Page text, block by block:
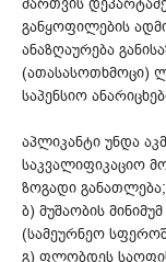
განყოფილების
ანაზღაურება
(ათასასოთხმოცი)
საპენსიო
აპლიკანტი უნდა
საკვალიფიკაციო
ზოგადი განათლება;
ბ) მუშაობის
(სამეურნეო
გ) ფლობდეს